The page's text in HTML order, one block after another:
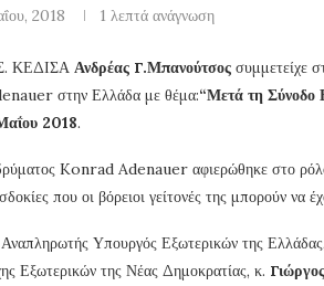
2018 1 λεπτά ανάγνωση
ΚΕΔΙΣΑ Ανδρέας Γ.Μπανούτσος συμμετείχε
στην Ελλάδα με θέμα:“Μετά τη Σύνοδο
2018.
Konrad Adenauer αφιερώθηκε στο
που οι βόρειοι γείτονές της μπορούν να
Αναπληρωτής Υπουργός Εξωτερικών της
Εξωτερικών της Νέας Δημοκρατίας, κ.